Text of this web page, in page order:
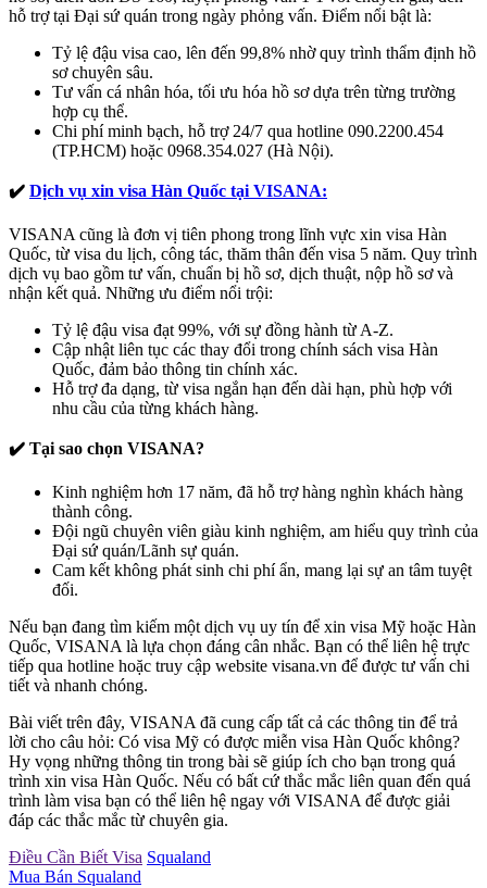
hỗ trợ tại Đại sứ quán trong ngày phỏng vấn. Điểm nổi bật là:
Tỷ lệ đậu visa cao, lên đến 99,8% nhờ quy trình thẩm định hồ
sơ chuyên sâu.
Tư vấn cá nhân hóa, tối ưu hóa hồ sơ dựa trên từng trường
hợp cụ thể.
Chi phí minh bạch, hỗ trợ 24/7 qua hotline 090.2200.454
(TP.HCM) hoặc 0968.354.027 (Hà Nội).
✔️ Dịch vụ xin visa Hàn Quốc tại VISANA:
VISANA cũng là đơn vị tiên phong trong lĩnh vực xin visa Hàn
Quốc, từ visa du lịch, công tác, thăm thân đến visa 5 năm. Quy trình
dịch vụ bao gồm tư vấn, chuẩn bị hồ sơ, dịch thuật, nộp hồ sơ và
nhận kết quả. Những ưu điểm nổi trội:
Tỷ lệ đậu visa đạt 99%, với sự đồng hành từ A-Z.
Cập nhật liên tục các thay đổi trong chính sách visa Hàn
Quốc, đảm bảo thông tin chính xác.
Hỗ trợ đa dạng, từ visa ngắn hạn đến dài hạn, phù hợp với
nhu cầu của từng khách hàng.
✔️ Tại sao chọn VISANA?
Kinh nghiệm hơn 17 năm, đã hỗ trợ hàng nghìn khách hàng
thành công.
Đội ngũ chuyên viên giàu kinh nghiệm, am hiểu quy trình của
Đại sứ quán/Lãnh sự quán.
Cam kết không phát sinh chi phí ẩn, mang lại sự an tâm tuyệt
đối.
Nếu bạn đang tìm kiếm một dịch vụ uy tín để xin visa Mỹ hoặc Hàn
Quốc, VISANA là lựa chọn đáng cân nhắc. Bạn có thể liên hệ trực
tiếp qua hotline hoặc truy cập website visana.vn để được tư vấn chi
tiết và nhanh chóng.
Bài viết trên đây, VISANA đã cung cấp tất cả các thông tin để trả
lời cho câu hỏi: Có visa Mỹ có được miễn visa Hàn Quốc không?
Hy vọng những thông tin trong bài sẽ giúp ích cho bạn trong quá
trình xin visa Hàn Quốc. Nếu có bất cứ thắc mắc liên quan đến quá
trình làm visa bạn có thể liên hệ ngay với VISANA để được giải
đáp các thắc mắc từ chuyên gia.
Điều Cần Biết Visa Squaland
Mua Bán Squaland